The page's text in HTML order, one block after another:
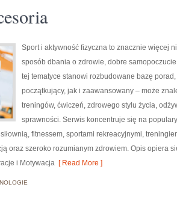
Sport i aktywność fizyczna to znacznie więcej
sposób dbania o zdrowie, dobre
tej tematyce stanowi rozbudowane bazę
początkujący, jak i zaawansowany – może
treningów, ćwiczeń, zdrowego stylu życia,
sprawności. Serwis koncentruje się na
fitnessem, sportami rekreacyjnymi,
oraz szeroko rozumianym zdrowiem. Opis opiera
i Motywacja [ Read More ]